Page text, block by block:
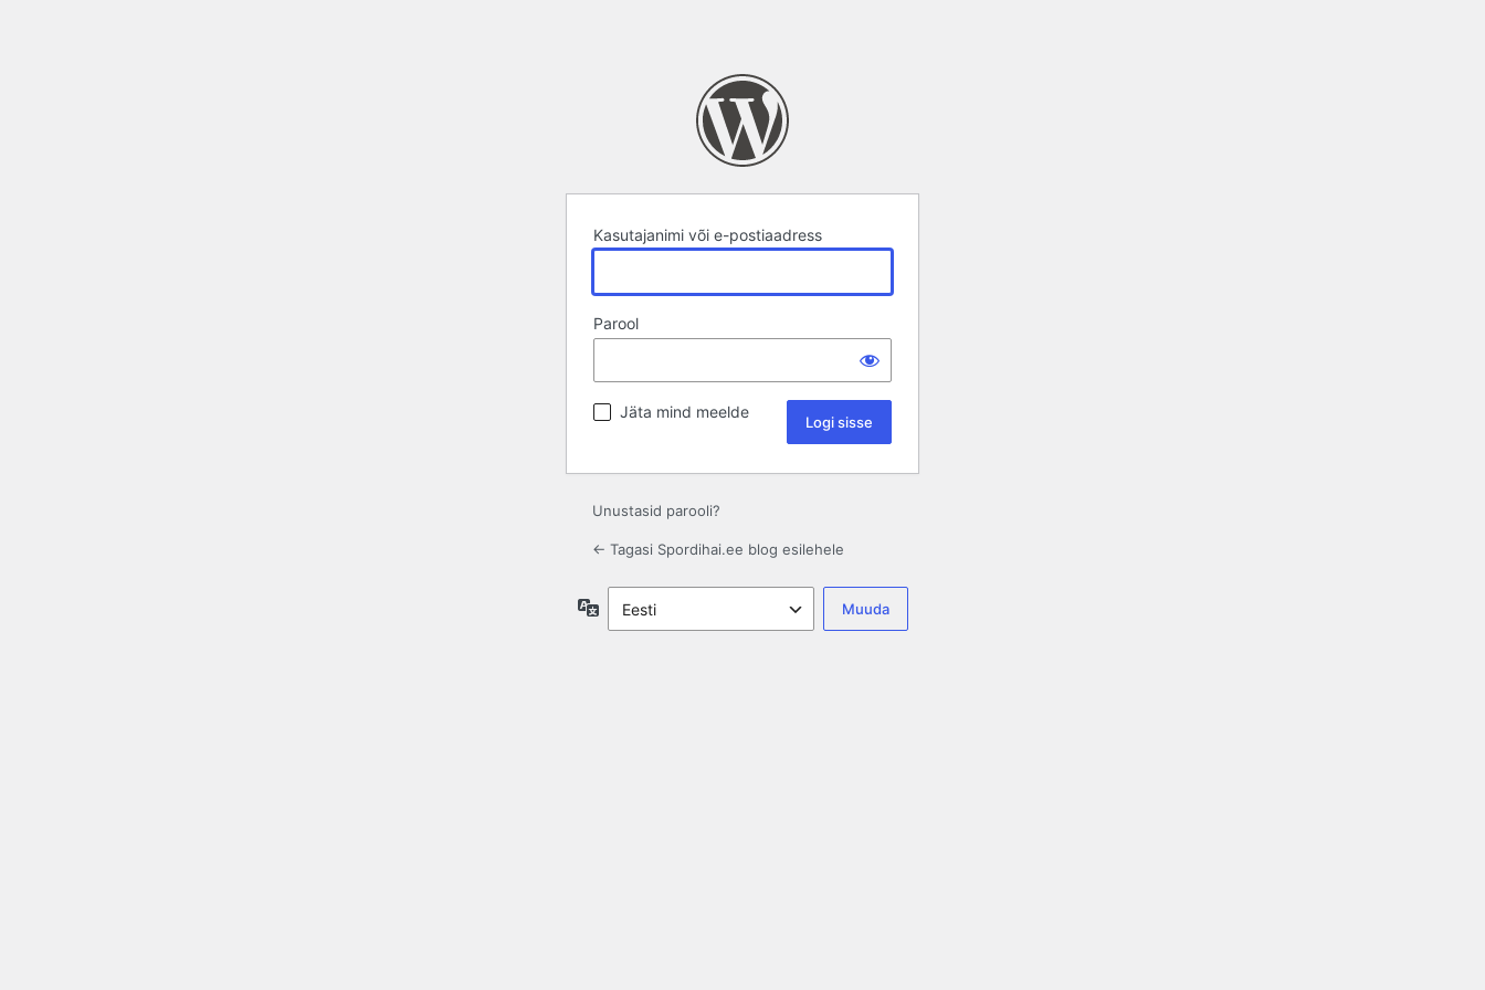
Kasutajanimi või e-postiaadress
Parool
Jäta mind meelde
Unustasid parooli?
← Tagasi Spordihai.ee blog esilehele
Keel